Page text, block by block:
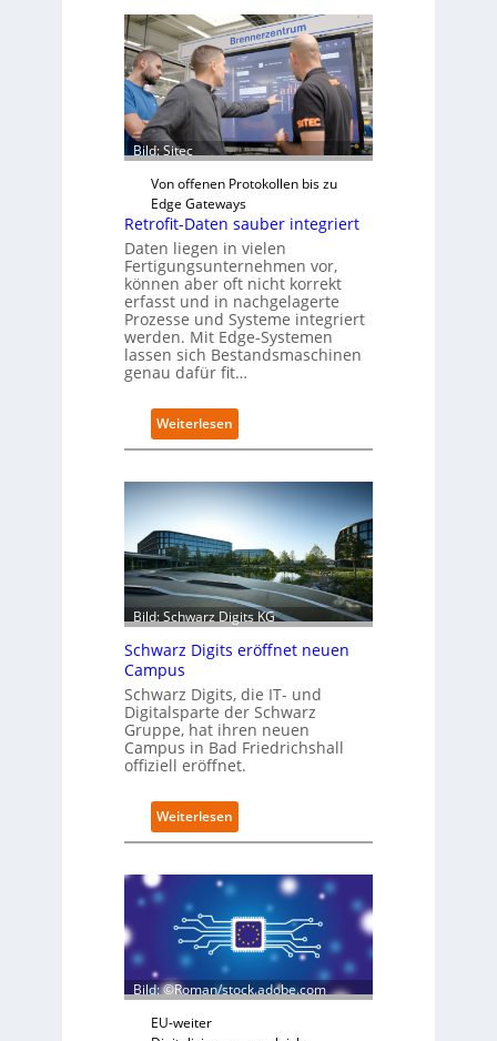
Bild: Sitec
Von offenen Protokollen bis zu
Edge Gateways
Retrofit-Daten sauber integriert
Daten liegen in vielen
Fertigungsunternehmen vor,
können aber oft nicht korrekt
erfasst und in nachgelagerte
Prozesse und Systeme integriert
werden. Mit Edge-Systemen
lassen sich Bestandsmaschinen
genau dafür fit…
Weiterlesen:
R
t
r
o
f
i
t
-
D
t
n
s
a
u
e
r
i
t
g
r
e
r
Bild: Schwarz Digits KG
Schwarz Digits eröffnet neuen
Campus
Schwarz Digits, die IT- und
Digitalsparte der Schwarz
Gruppe, hat ihren neuen
Campus in Bad Friedrichshall
offiziell eröffnet.
Weiterlesen:
S
h
w
a
r
z
i
Bild: ©Roman/stock.adobe.com
EU-weiter